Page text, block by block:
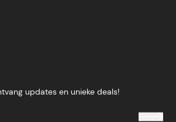
updates en unieke deals!